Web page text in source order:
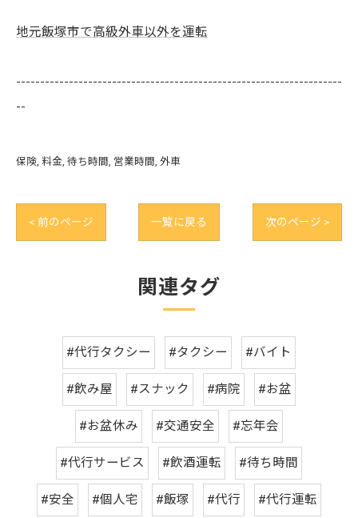
地元飯塚市で高級外車以外を運転
--------------------------------------------------------------------
--
保険 料金 待ち時間 営業時間 外車
< 前のページ 一覧に戻る 次のページ >
関連タグ
#代行タクシー #タクシー #バイト
#飲み屋 #スナック #病院 #お盆
#お盆休み #交通安全 #忘年会
#代行サービス #飲酒運転 #待ち時間
#安全 #個人宅 #飯塚 #代行 #代行運転